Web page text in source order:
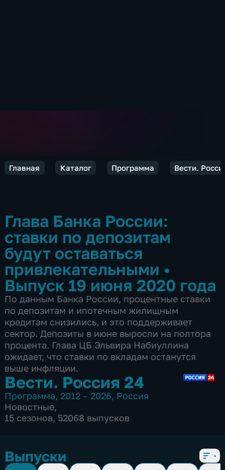
Главная Каталог Программа Вести.
Глава Банка России:
ставки по депозитам
будут оставаться
привлекательными •
Выпуск 19 июня 2020 года
По данным Банка России, процентные ставки
по депозитам и ипотечным жилищным
кредитам снизились, и это поддерживает
сектор. Депозиты в июне выросли на полтора
процента. Глава ЦБ Эльвира Набиуллина
ожидает, что ставки по вкладам останутся
выше инфляции.
Вести. Россия 24
Программа, 2012 – 2026, Россия
Новостные,
15 сезонов, 52068 выпусков
Выпуски